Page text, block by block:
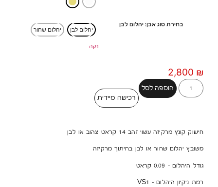
בחירת סוג אבן: יהלום לבן
יהלום לבן יהלום שחור
נקה
2,800 ₪
הוספה לסל
רכישה מיידית
חישוק קונץ מרקיזה עשוי זהב 14 קראט צהוב או לבן
משובץ יהלום שחור או לבן בחיתוך מרקיזה
גודל היהלום – 0.09 קראט
רמת ניקיון היהלום – VS1